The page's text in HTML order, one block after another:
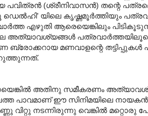
പവിത്രൻ (ശ്രീനിവാസൻ) തന്റെ
ഡെൽഹി’ യിലെ കൃഷ്ണമൂർത്തിയും
വാർത്ത എഴുതി ആരെയെങ്കിലും
ചില അത്യാവശ്യങ്ങൾ
ബ്രോക്കറായ മണവാളന്റെ
അതിനു സമീകരണം
പാവമാണ് ഈ സിനിമയിലെ
വിറ്റു നടന്നിരുന്നു വെങ്കിൽ